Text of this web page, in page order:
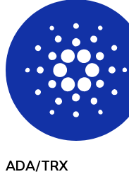
XRP
XRP
ADA/TRX